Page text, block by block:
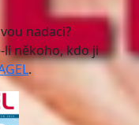
nadaci?
někoho, kdo ji
.